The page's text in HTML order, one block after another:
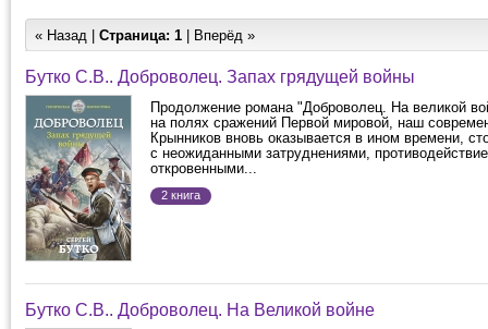
« Назад | Страница: 1 | Вперёд »
Бутко С.В.. Доброволец. Запах грядущей войны
Продолжение романа "Доброволец. На великой
на полях сражений Первой мировой, наш
Крынников вновь оказывается в ином времени,
с неожиданными затруднениями,
откровенными...
2 книга
Бутко С.В.. Доброволец. На Великой войне